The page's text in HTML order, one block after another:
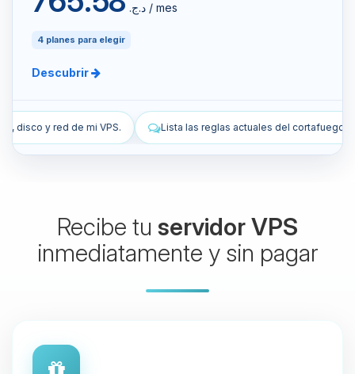
د.ج.‏ / mes
4 planes para elegir
Descubrir
Lista las reglas actuales del cortafuegos de mi VPS. Añade una
Recibe tu servidor VPS
inmediatamente y sin pagar